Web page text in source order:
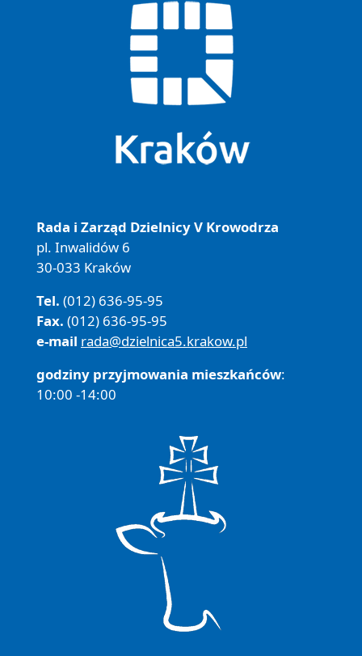
Rada i Zarząd Dzielnicy V Krowodrza
pl. Inwalidów 6
30-033 Kraków
Tel. (012) 636-95-95
Fax. (012) 636-95-95
e-mail rada@dzielnica5.krakow.pl
godziny przyjmowania mieszkańców:
10:00 -14:00